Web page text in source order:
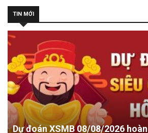
TIN MỚI
Dự đoán XSMB 08/08/2026